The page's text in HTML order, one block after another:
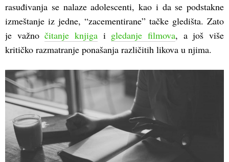
rasuđivanja se nalaze adolescenti, kao i da se podstakne
izmeštanje iz jedne, “zacementirane” tačke gledišta. Zato
je važnočitanje knjiga i gledanje filmova, a još više
kritičko razmatranje ponašanja različitih likova u njima.